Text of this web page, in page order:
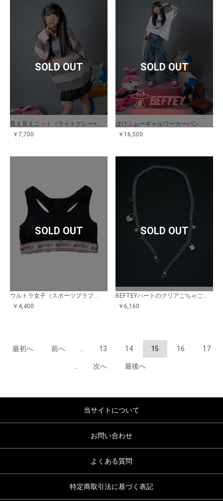
SOLD OUT
￥7,700
SOLD OUT
￥16,500
SOLD OUT
ウルトラ女子（スポーツブラブラック）
￥4,400
SOLD OUT
BEFTEYハートのクリアごちゃごちゃマルチチェーン
￥6,160
最初へ 前へ 13 14 15 16 17
次へ 最後へ
当サイトについて
お問い合わせ
よくある質問
特定商取引法に基づく表記